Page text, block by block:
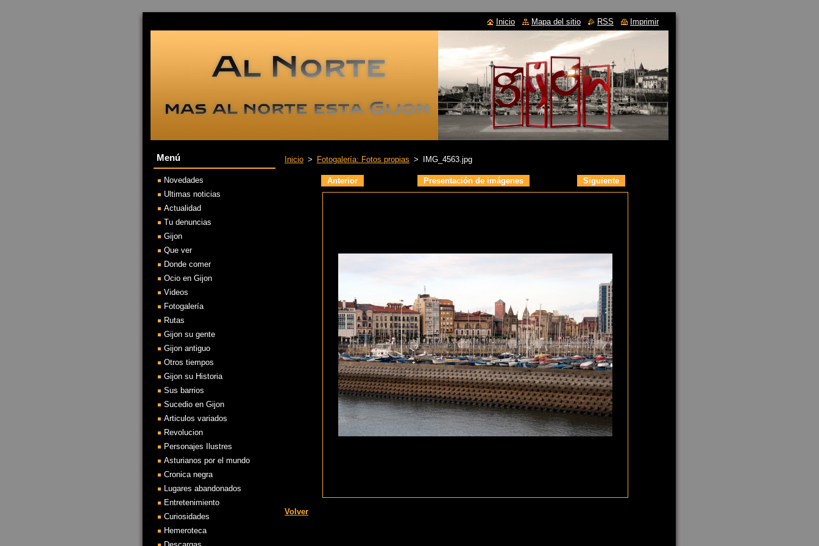
Inicio > Fotogalería: Fotos propias > IMG_4563.jpg
Anterior Presentación de imágenes Siguiente
Volver
Menú
Novedades
Ultimas noticias
Actualidad
Tu denuncias
Gijon
Que ver
Donde comer
Ocio en Gijon
Videos
Fotogalería
Rutas
Gijon su gente
Gijon antiguo
Otros tiempos
Gijon su Historia
Sus barrios
Sucedio en Gijon
Articulos variados
Revolucion
Personajes Ilustres
Asturianos por el mundo
Cronica negra
Lugares abandonados
Entretenimiento
Curiosidades
Hemeroteca
Inicio Mapa del sitio RSS Imprimir